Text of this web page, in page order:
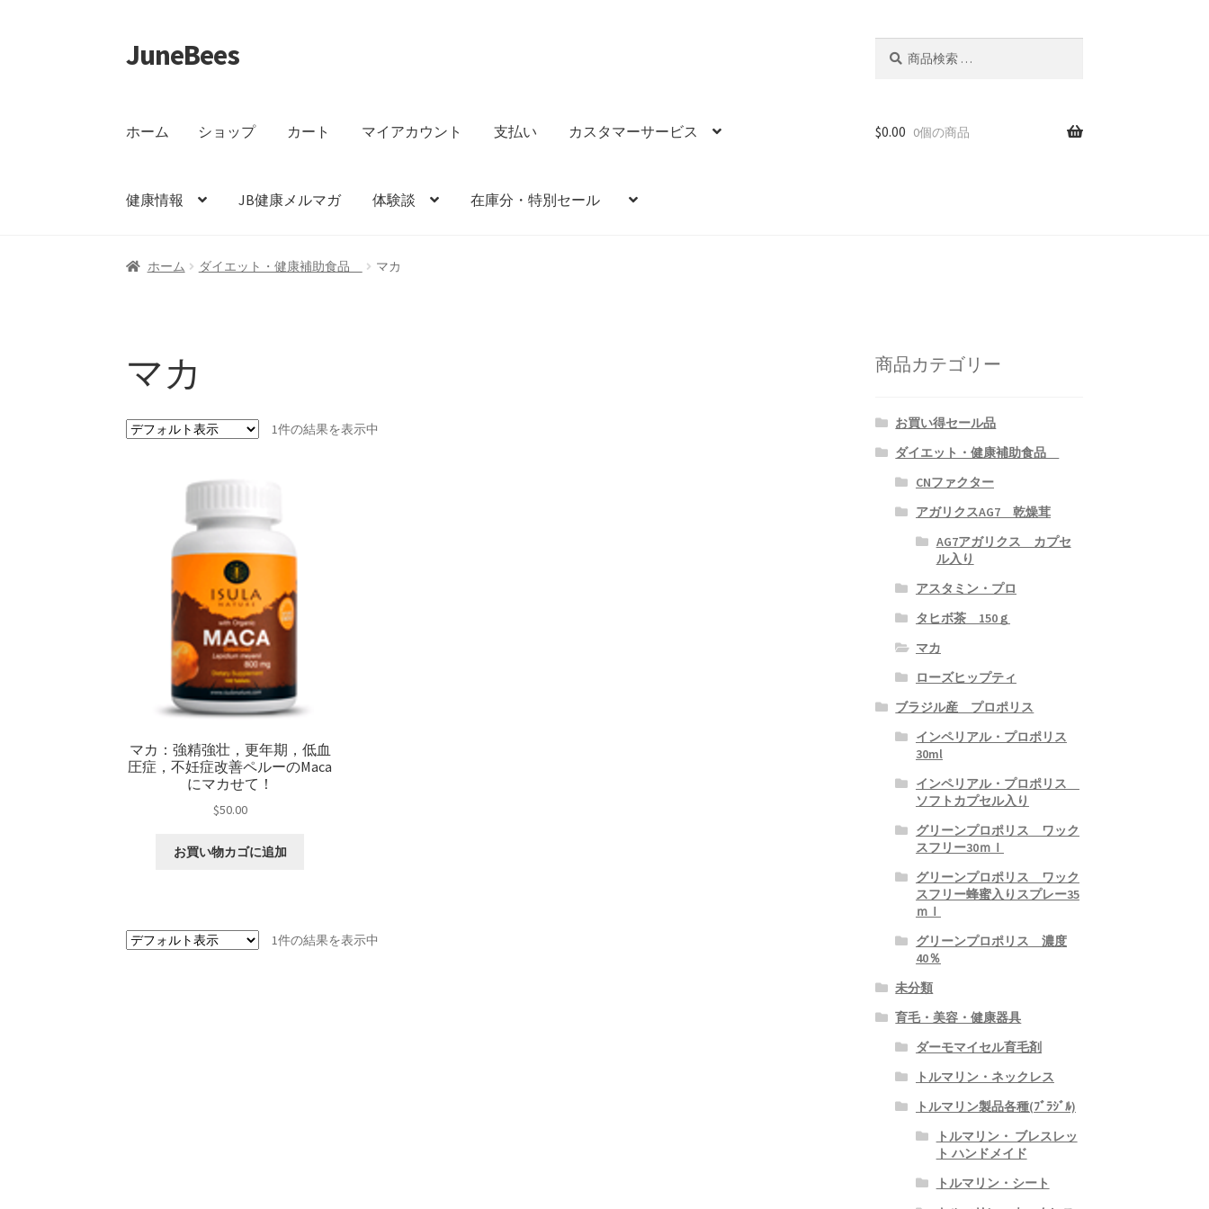
ナ
ビ
シ
へ
ッ
コ
ン
ツ
キ
JuneBees
ホーム ショップ カート マイアカウント 支払い カスタマーサービス
健康情報 JB健康メルマガ 体験談 在庫分・特別セール
ホーム ショップ カート マイアカウント 支払い
$0.00 0個の商品
ホーム ダイエット・健康補助食品 マカ
マカ
1件の結果を表示中
マカ：強精強壮，更年期，低血
圧症，不妊症改善ペルーのMaca
にマカせて！
$50.00
お買い物カゴに追加
1件の結果を表示中
商品カテゴリー
お買い得セール品
ダイエット・健康補助食品
CNファクター
アガリクスAG7 乾燥茸
AG7アガリクス カプセ
ル入り
アスタミン・プロ
タヒボ茶 150ｇ
マカ
ローズヒップティ
ブラジル産 プロポリス
インペリアル・プロポリス
30ml
インペリアル・プロポリス
ソフトカプセル入り
グリーンプロポリス ワック
スフリー30ｍｌ
グリーンプロポリス ワック
スフリー蜂蜜入りスプレー35
ｍｌ
グリーンプロポリス 濃度
40％
未分類
育毛・美容・健康器具
ダーモマイセル育毛剤
トルマリン・ネックレス
トルマリン製品各種(ﾌﾞﾗｼﾞﾙ)
トルマリン・ ブレスレッ
ト ハンドメイド
トルマリン・シート